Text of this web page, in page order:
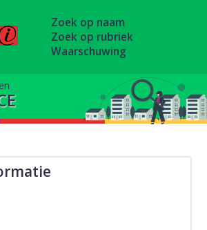
Zoek op naam
Zoek op rubriek
Waarschuwing